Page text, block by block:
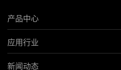
产品中心
应用行业
新闻动态